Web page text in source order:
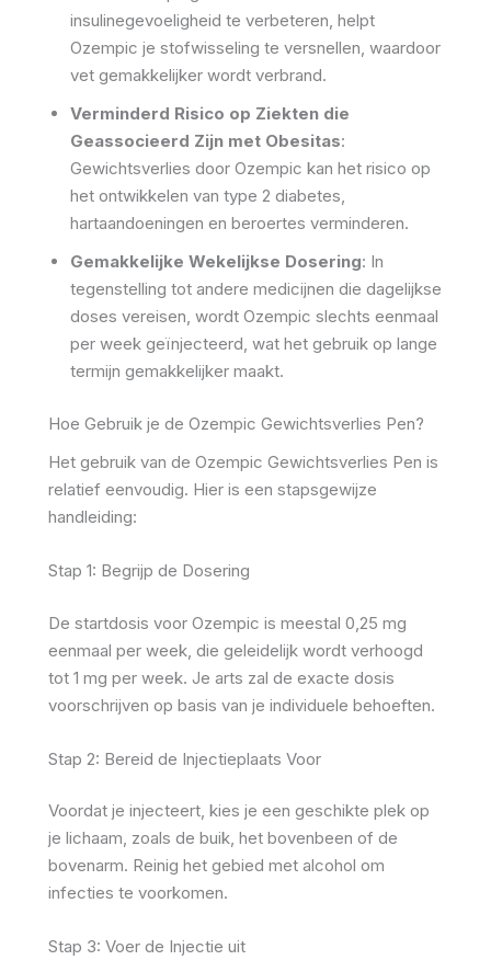
insulinegevoeligheid te verbeteren, helpt
Ozempic je stofwisseling te versnellen, waardoor
vet gemakkelijker wordt verbrand.
Verminderd Risico op Ziekten die
Geassocieerd Zijn met Obesitas:
Gewichtsverlies door Ozempic kan het risico op
het ontwikkelen van type 2 diabetes,
hartaandoeningen en beroertes verminderen.
Gemakkelijke Wekelijkse Dosering: In
tegenstelling tot andere medicijnen die dagelijkse
doses vereisen, wordt Ozempic slechts eenmaal
per week geïnjecteerd, wat het gebruik op lange
termijn gemakkelijker maakt.
Hoe Gebruik je de Ozempic Gewichtsverlies Pen?
Het gebruik van de Ozempic Gewichtsverlies Pen is
relatief eenvoudig. Hier is een stapsgewijze
handleiding:
Stap 1: Begrijp de Dosering
De startdosis voor Ozempic is meestal 0,25 mg
eenmaal per week, die geleidelijk wordt verhoogd
tot 1 mg per week. Je arts zal de exacte dosis
voorschrijven op basis van je individuele behoeften.
Stap 2: Bereid de Injectieplaats Voor
Voordat je injecteert, kies je een geschikte plek op
je lichaam, zoals de buik, het bovenbeen of de
bovenarm. Reinig het gebied met alcohol om
infecties te voorkomen.
Stap 3: Voer de Injectie uit